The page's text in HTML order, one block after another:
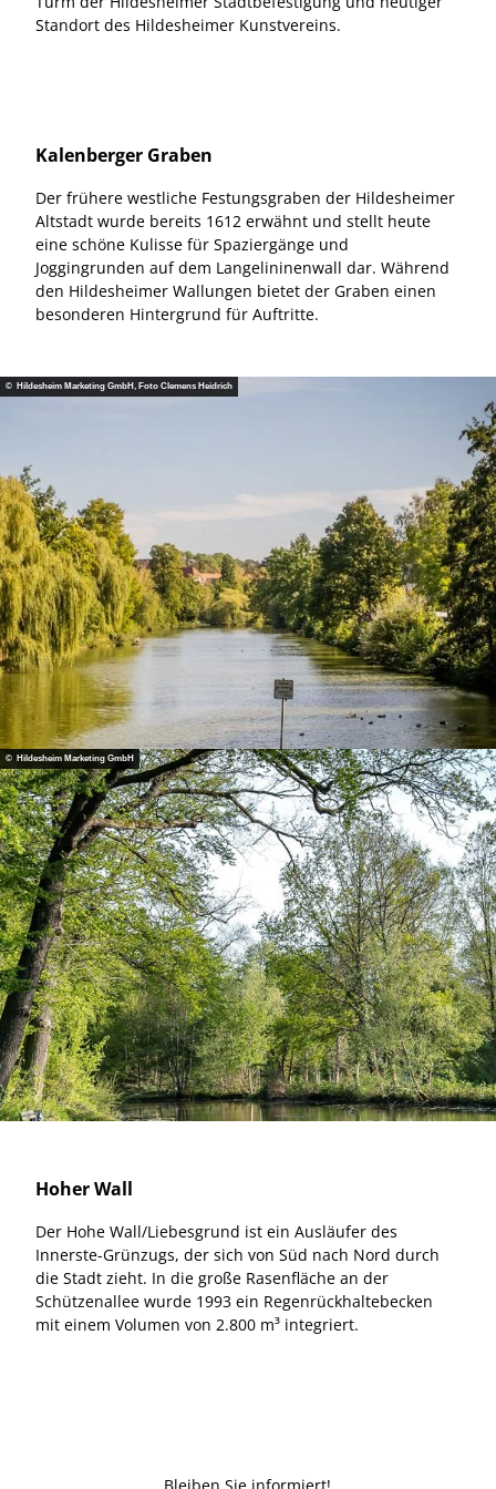
Standort des Hildesheimer Kunstvereins.
Kalenberger Graben
Der frühere westliche Festungsgraben der Hildesheimer
Altstadt wurde bereits 1612 erwähnt und stellt heute
eine schöne Kulisse für Spaziergänge und
Joggingrunden auf dem Langelininenwall dar. Während
den Hildesheimer Wallungen bietet der Graben einen
besonderen Hintergrund für Auftritte.
© Hildesheim Marketing GmbH, Foto Clemens Heidrich
© Hildesheim Marketing GmbH
Hoher Wall
Der Hohe Wall/Liebesgrund ist ein Ausläufer des
Innerste-Grünzugs, der sich von Süd nach Nord durch
die Stadt zieht. In die große Rasenfläche an der
Schützenallee wurde 1993 ein Regenrückhaltebecken
mit einem Volumen von 2.800 m³ integriert.